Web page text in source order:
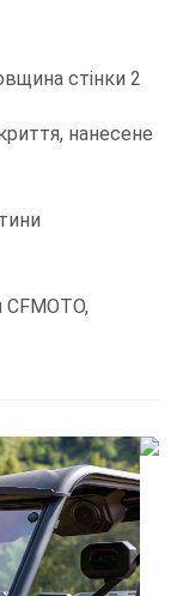
стінки 2
нанесене